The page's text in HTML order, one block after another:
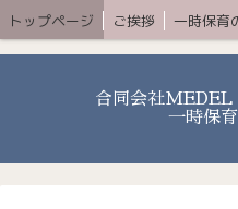
トップページ ご挨拶 一時保育
お知らせ 〜ブログ〜
よくある質
合同会社MEDEL
一時保